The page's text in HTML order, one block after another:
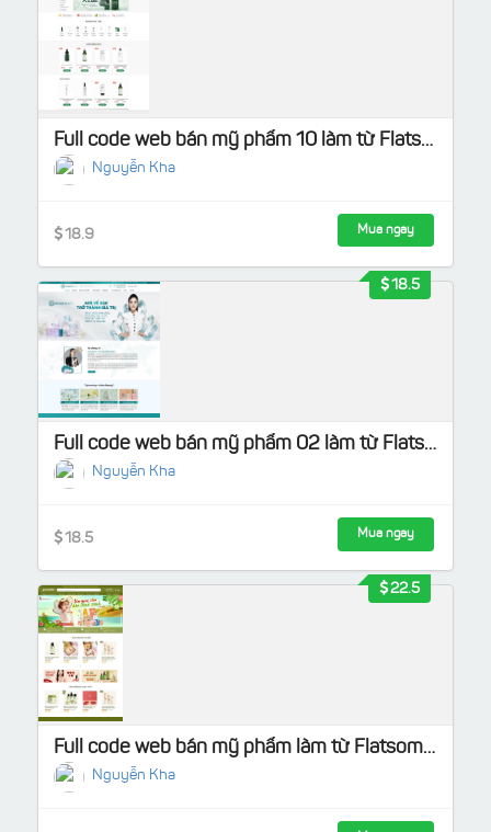
Full code web bán mỹ phẩm 10 làm từ Flatsome Load nhanh, chuẩn SEO
Nguyễn Kha
18.9 Mua ngay
Full code web bán mỹ phẩm 02 làm từ Flatsome
Nguyễn Kha
18.5 Mua ngay
18.5
Full code web bán mỹ phẩm làm từ Flatsome Load nhanh
Nguyễn Kha
22.5